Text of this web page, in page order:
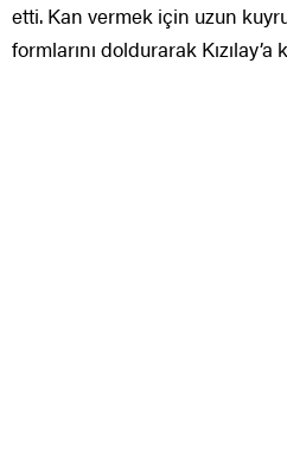
etti. Kan vermek için uzun
formlarını doldurarak Kızılay’a